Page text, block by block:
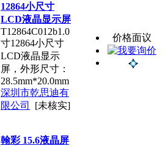
12864小尺寸
LCD液晶显示屏
T12864C012b1.0
寸12864小尺寸
LCD液晶显示
屏，外形尺寸：
28.5mm*20.0mm
深圳市乾思迪有
限公司
[未核实]
价格面议
翰彩 15.6液晶屏